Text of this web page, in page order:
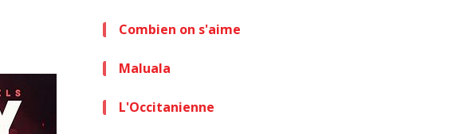
Combien on s'aime
Maluala
L'Occitanienne